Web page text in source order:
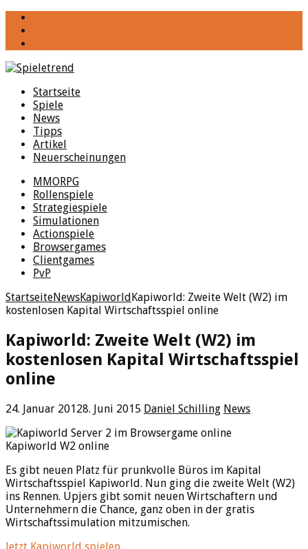
Startseite
Spiele
News
Tipps
Artikel
Neuerscheinungen
MMORPG
Rollenspiele
Strategiespiele
Simulationen
Actionspiele
Browsergames
Clientgames
PvP
StartseiteNewsKapiworldKapiworld: Zweite Welt (W2) im
kostenlosen Kapital Wirtschaftsspiel online
Kapiworld: Zweite Welt (W2) im
kostenlosen Kapital Wirtschaftsspiel
online
24. Januar 20128. Juni 2015 Daniel Schilling News
Kapiworld W2 online
Es gibt neuen Platz für prunkvolle Büros im Kapital
Wirtschaftsspiel Kapiworld. Nun ging die zweite Welt (W2)
ins Rennen. Upjers gibt somit neuen Wirtschaftern und
Unternehmern die Chance, ganz oben in der gratis
Wirtschaftssimulation mitzumischen.